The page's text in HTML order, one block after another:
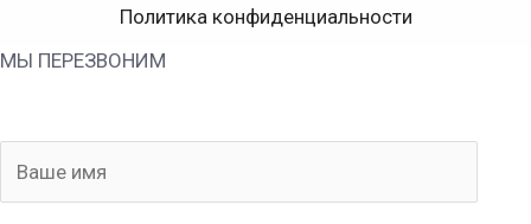
Политика конфиденциальности
МЫ ПЕРЕЗВОНИМ